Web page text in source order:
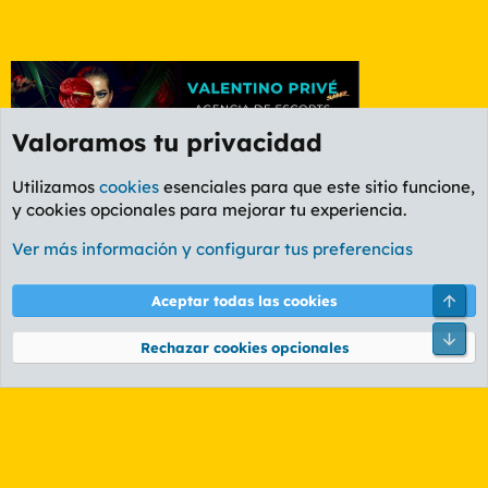
Foro Deportes
Cookies
PL OLDSTYLE AMARILLO
Términos y reglas Política de privacidad Ayuda
Community platform by XenForo® © 2010-2026 XenForo Ltd.
Valoramos tu privacidad
Utilizamos cookies esenciales para que este sitio funcione,
y cookies opcionales para mejorar tu experiencia.
Ver más información y configurar tus preferencias
Aceptar todas las cookies
Rechazar cookies opcionales
Pie